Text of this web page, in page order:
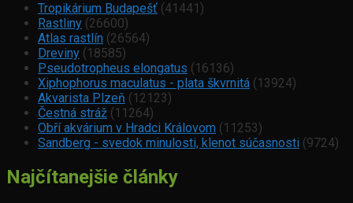
Tropikárium Budapešť (41441)
Rastliny (26600)
Atlas rastlín (26564)
Dreviny (18585)
Pseudotropheus elongatus (16136)
Xiphophorus maculatus - plata škvrnitá (13924)
Akvarista Plzeň (12123)
Čestná stráž (11264)
Obří akvárium v Hradci Královom (11253)
Sandberg - svedok minulosti, klenot súčasnosti (9724)
Najčítanejšie články